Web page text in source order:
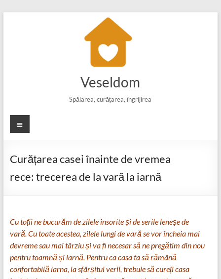
Veseldom
Spălarea, curățarea, îngrijirea
Meniu
Curățarea casei înainte de vremea
rece: trecerea de la vară la iarnă
Cu toții ne bucurăm de zilele însorite și de serile leneșe de
vară. Cu toate acestea, zilele lungi de vară se vor încheia mai
devreme sau mai târziu și va fi necesar să ne pregătim din nou
pentru toamnă și iarnă. Pentru ca casa ta să rămână
confortabilă iarna, la sfârșitul verii, trebuie să cureți casa